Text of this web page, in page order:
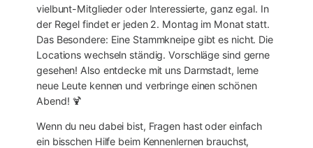
vielbunt-Mitglieder oder Interessierte, ganz egal. In
der Regel findet er jeden 2. Montag im Monat statt.
Das Besondere: Eine Stammkneipe gibt es nicht. Die
Locations wechseln ständig. Vorschläge sind gerne
gesehen! Also entdecke mit uns Darmstadt, lerne
neue Leute kennen und verbringe einen schönen
Abend! 🍹
Wenn du neu dabei bist, Fragen hast oder einfach
ein bisschen Hilfe beim Kennenlernen brauchst,